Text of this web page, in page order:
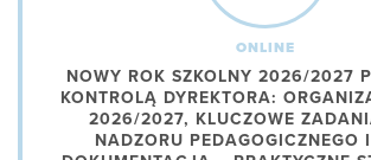
ONLINE
NOWY ROK SZKOLNY 2026/2027
KONTROLĄ DYREKTORA:
2026/2027, KLUCZOWE
NADZORU PEDAGOGICZNEGO